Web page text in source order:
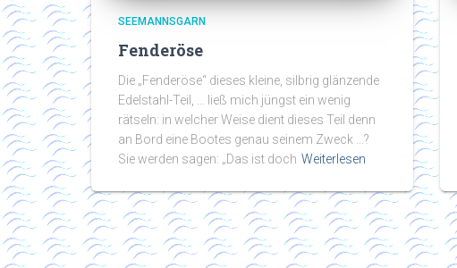
SEEMANNSGARN
Fenderöse
Die „Fenderöse“ dieses kleine, silbrig glänzende
Edelstahl-Teil, … ließ mich jüngst ein wenig
rätseln: in welcher Weise dient dieses Teil denn
an Bord eine Bootes genau seinem Zweck …?
Sie werden sagen: „Das ist doch Weiterlesen